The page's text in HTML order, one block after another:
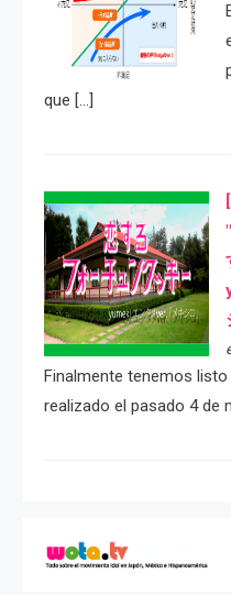
que […]
Finalmente tenemos
realizado el pasado 4 de